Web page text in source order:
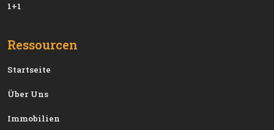
1+1
Ressourcen
Startseite
Über Uns
Immobilien